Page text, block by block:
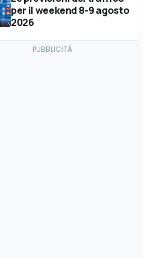
per il weekend 8-9 agosto
2026